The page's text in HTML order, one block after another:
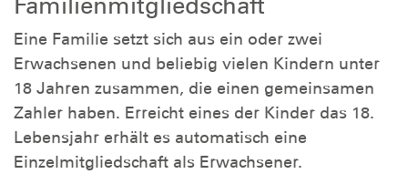
Eine Familie setzt sich aus ein oder zwei
Erwachsenen und beliebig vielen Kindern unter
18 Jahren zusammen, die einen gemeinsamen
Zahler haben. Erreicht eines der Kinder das 18.
Lebensjahr erhält es automatisch eine
Einzelmitgliedschaft als Erwachsener.